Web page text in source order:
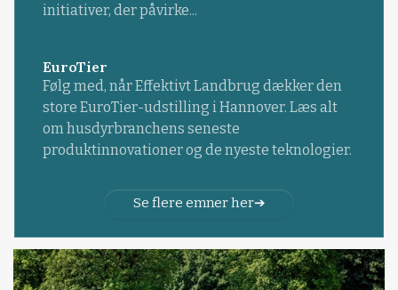
initiativer, der påvirke...
EuroTier
Følg med, når Effektivt Landbrug dækker den
store EuroTier-udstilling i Hannover. Læs alt
om husdyrbranchens seneste
produktinnovationer og de nyeste teknologier.
Se flere emner her